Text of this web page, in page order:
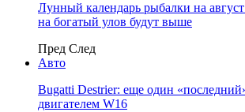
Лунный календарь рыбалки на
на богатый улов будут выше
Пред След
Авто
Bugatti Destrier: еще один
двигателем W16